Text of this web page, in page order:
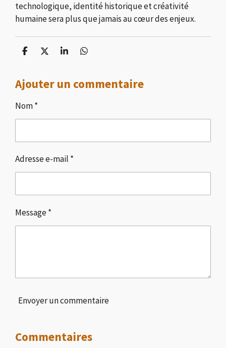
technologique, identité historique et créativité
humaine sera plus que jamais au cœur des enjeux.
P
t
a
e
r
P
t
a
r
P
t
a
r
P
t
a
r
Ajouter un commentaire
Nom *
Adresse e-mail *
Message *
Envoyer un commentaire
Commentaires